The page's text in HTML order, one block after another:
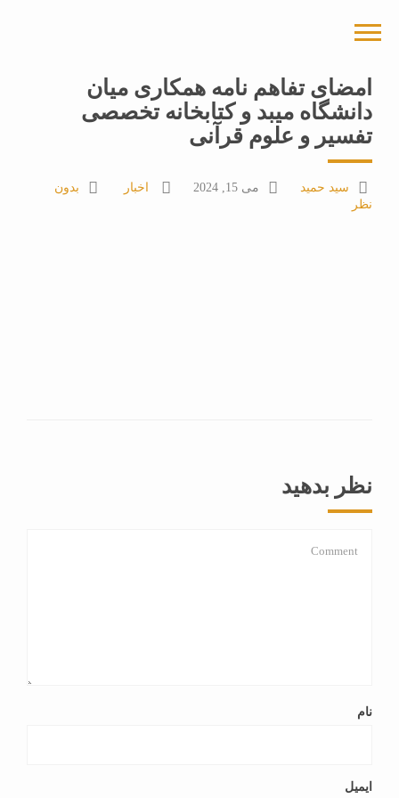
امضای تفاهم نامه همکاری میان
دانشگاه میبد و کتابخانه تخصصی
تفسیر و علوم قرآنی
سید حمید می 15, 2024 اخبار
بدون
نظر
نظر بدهید
نام
ایمیل